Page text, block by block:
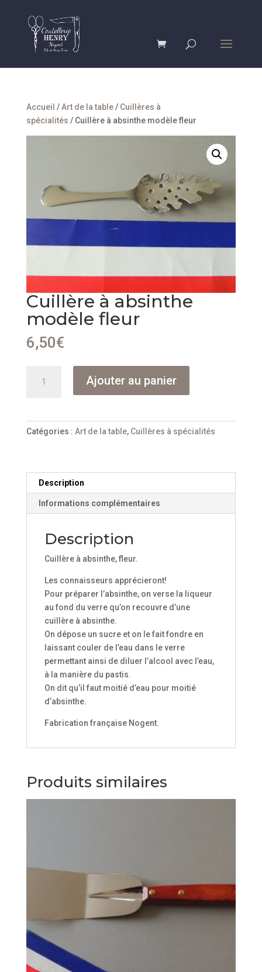
Accueil /Art de la table/ Cuillères à
spécialités / Cuillère à absinthe modèle fleur
Cuillère à absinthe
modèle fleur
6,50€
modèle
Ajouter au panier
Catégories : Art de la table, Cuillères à spécialités
Description
Informations complémentaires
Description
Cuillère à absinthe, fleur.
Les connaisseurs apprécieront!
Pour préparer l’absinthe, on verse la liqueur
au fond du verre qu’on recouvre d’une
cuillère à absinthe.
On dépose un sucre et on le fait fondre en
laissant couler de l’eau dans le verre
permettant ainsi de diluer l’alcool avec l’eau,
à la manière du pastis.
On dit qu’il faut moitié d’eau pour moitié
d’absinthe.
Fabrication française Nogent.
Produits similaires